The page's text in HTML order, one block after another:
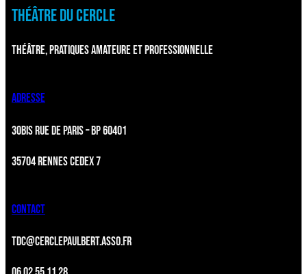
THÉÂTRE DU CERCLE
THÉÂTRE, PRATIQUES AMATEURE ET PROFESSIONNELLE
ADRESSE
30BIS RUE DE PARIS – BP 60401
35704 RENNES CEDEX 7
CONTACT
TDC@CERCLEPAULBERT.ASSO.FR